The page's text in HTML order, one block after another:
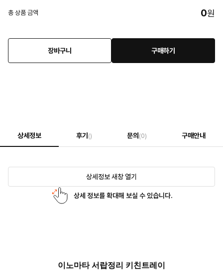
총 상품 금액 0원
장바구니 구매하기
상세정보 후기 () 문의 (0) 구매안내
상세정보 새창 열기
상세 정보를 확대해 보실 수 있습니다.
이노마타 서랍정리 키친트레이